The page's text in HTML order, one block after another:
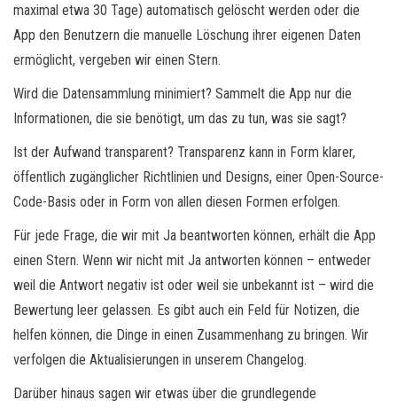
maximal etwa 30 Tage) automatisch gelöscht werden oder die
App den Benutzern die manuelle Löschung ihrer eigenen Daten
ermöglicht, vergeben wir einen Stern.
Wird die Datensammlung minimiert? Sammelt die App nur die
Informationen, die sie benötigt, um das zu tun, was sie sagt?
Ist der Aufwand transparent? Transparenz kann in Form klarer,
öffentlich zugänglicher Richtlinien und Designs, einer Open-Source-
Code-Basis oder in Form von allen diesen Formen erfolgen.
Für jede Frage, die wir mit Ja beantworten können, erhält die App
einen Stern. Wenn wir nicht mit Ja antworten können – entweder
weil die Antwort negativ ist oder weil sie unbekannt ist – wird die
Bewertung leer gelassen. Es gibt auch ein Feld für Notizen, die
helfen können, die Dinge in einen Zusammenhang zu bringen. Wir
verfolgen die Aktualisierungen in unserem Changelog.
Darüber hinaus sagen wir etwas über die grundlegende